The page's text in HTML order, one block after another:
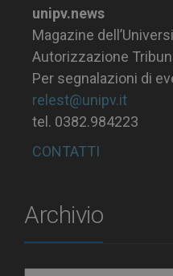
unipv.news
Magazine
Autorizzazione
Per segnalazioni di
relest@unipv.it
tel. 0382.984223
CONTATTI
Archivio